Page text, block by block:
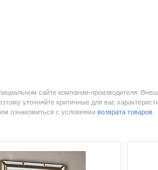
сайте компании-производителя.
уточняйте критичные для вас
ознакомиться с условиями возврата товаров